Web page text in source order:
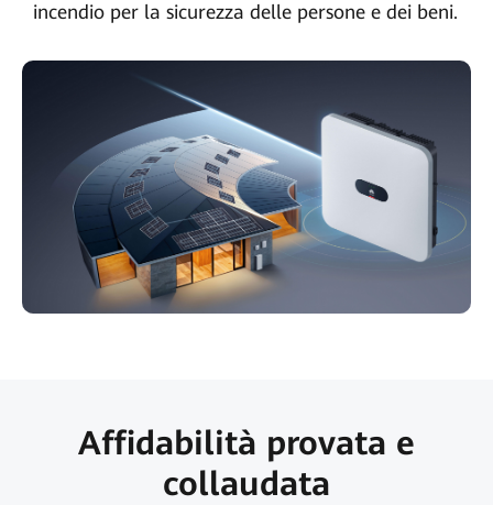
incendio per la sicurezza delle persone e dei beni.
Affidabilità provata e
collaudata